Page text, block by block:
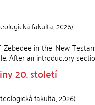
fakulta,2026)
in the New
After an introductory
20. století
fakulta,2026)